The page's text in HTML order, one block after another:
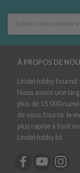
À PROPOS DE
LindeHobby fournit
Nous avons une
plus de 15 000
de vous fournir le
plus rapide à tout
LindeHobby ici.